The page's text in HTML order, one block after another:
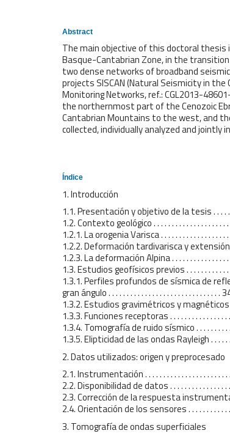
Abstract
The main objective of this doctoral
Basque-Cantabrian Zone, in the
two dense networks of broadband
projects SISCAN (Natural Seismicity in
Monitoring Networks, ref.: CGL2013-
the northernmost part of the Cenozoic
Cantabrian Mountains to the west, and
collected, individually analyzed and
Índice
1. Introducción
1.1. Presentación y objetivo de la tesis . . . . . .
1.2. Contexto geológico . . . . . . . . . . . . . . . . . . . . .
1.2.1. La orogenia Varisca . . . . . . . . . . . . . . . . . .
1.2.2. Deformación tardivarisca y extensión
1.2.3. La deformación Alpina . . . . . . . . . . . . . . . .
1.3. Estudios geofísicos previos . . . . . . . . . . . . .
1.3.1. Perfiles profundos de sísmica de
gran ángulo . . . . . . . . . . . . . . . . . . . . . . . . . . . . . . .
1.3.2. Estudios gravimétricos y magnéticos . .
1.3.3. Funciones receptoras . . . . . . . . . . . . . . . .
1.3.4. Tomografía de ruido sísmico . . . . . . . . . .
1.3.5. Elipticidad de las ondas Rayleigh . . . . . .
2. Datos utilizados: origen y preprocesado
2.1. Instrumentación . . . . . . . . . . . . . . . . . . . . . . .
2.2. Disponibilidad de datos . . . . . . . . . . . . . . . . .
2.3. Corrección de la respuesta instrumental .
2.4. Orientación de los sensores . . . . . . . . . . . .
3. Tomografía de ondas superficiales